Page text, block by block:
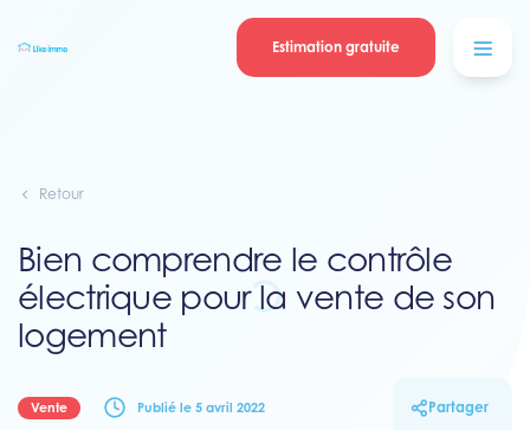
Estimation gratuite
Retour
Bien comprendre le contrôle
électrique pour la vente de son
logement
Vente Publié le 5 avril 2022 Partager